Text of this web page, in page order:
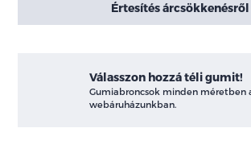
Értesítés árcsökkenésről
Válasszon hozzá téli gumit!
Gumiabroncsok minden méretben
webáruházunkban.